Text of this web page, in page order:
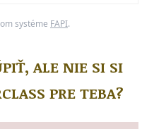
systéme FAPI.
ALE NIE SI SI
PRE TEBA?